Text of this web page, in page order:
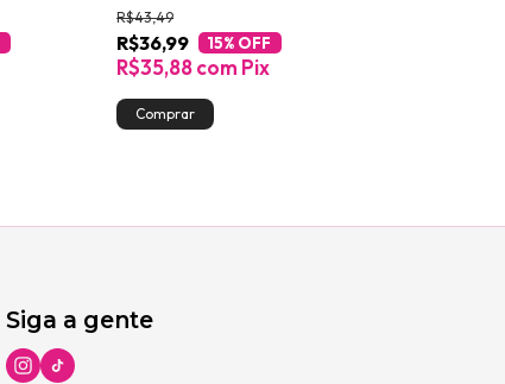
R$36,99
R$43,49
15% OFF
R$35,88com Pix
Siga a gente